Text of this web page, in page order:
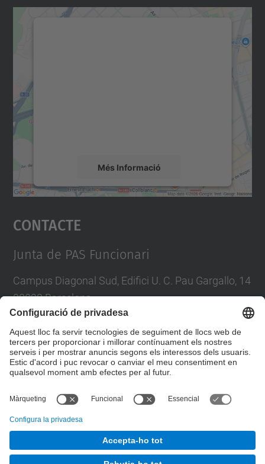
Més Informació
Accepta
powered by
Contacte
Junta de PAS Funcionari
Campus Diagonal Sud, Edifici U. C. Pau Gargallo, 14
08028 Barcelona
E-mail :junta.pasf@upc.edu
Formulari de contacte
Junta PAS Funcionari